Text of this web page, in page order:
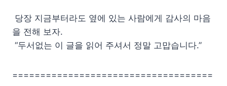
당장 지금부터라도 옆에 있는 사람에게 감사의 마음
을 전해 보자.
“두서없는 이 글을 읽어 주셔서 정말 고맙습니다.”
====================================